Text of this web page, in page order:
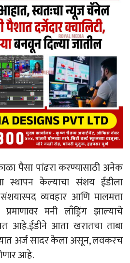
पैसा पांढरा करण्यासाठी अनेक
स्थापन केल्याचा संशय ईडीला
व्यवहार आणि मालमत्ता
प्रमाणावर मनी लाँड्रिंग झाल्याचे
आहे.ईडीने आता खरातचा ताबा
अर्ज सादर केला असून, लवकरच
आहे.